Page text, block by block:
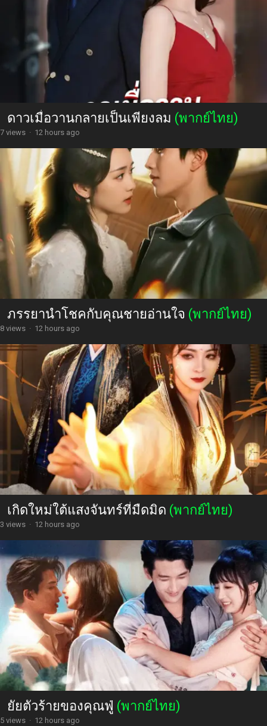
ดาวเมื่อวานกลายเป็นเพียงลม (พากย์ไทย)
7 views · 12 hours ago
ภรรยานำโชคกับคุณชายอ่านใจ (พากย์ไทย)
8 views · 12 hours ago
เกิดใหม่ใต้แสงจันทร์ที่มืดมิด (พากย์ไทย)
3 views · 12 hours ago
ยัยตัวร้ายของคุณฟู่ (พากย์ไทย)
5 views · 12 hours ago